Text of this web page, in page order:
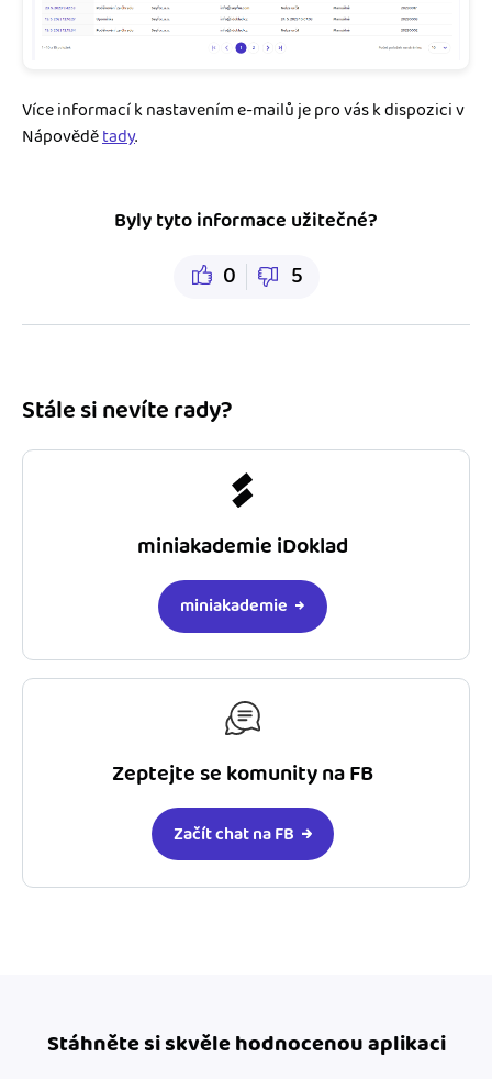
Více informací k nastavením e-mailů je pro vás k dispozici v
Nápovědětady.
Byly tyto informace užitečné?
0 5
Stále si nevíte rady?
miniakademie iDoklad
miniakademie
Zeptejte se komunity na FB
Začít chat na FB
Stáhněte si skvěle hodnocenou aplikaci